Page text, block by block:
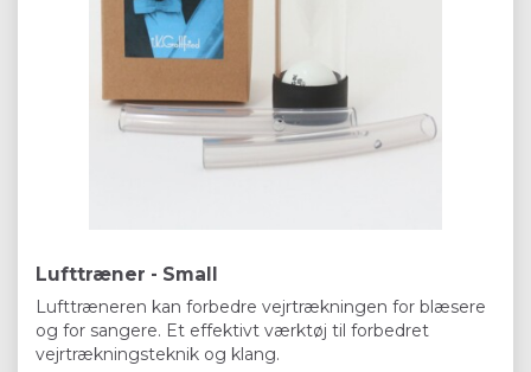
Lufttræner - Small
Lufttræneren kan forbedre vejrtrækningen for blæsere
og for sangere. Et effektivt værktøj til forbedret
vejrtrækningsteknik og klang.